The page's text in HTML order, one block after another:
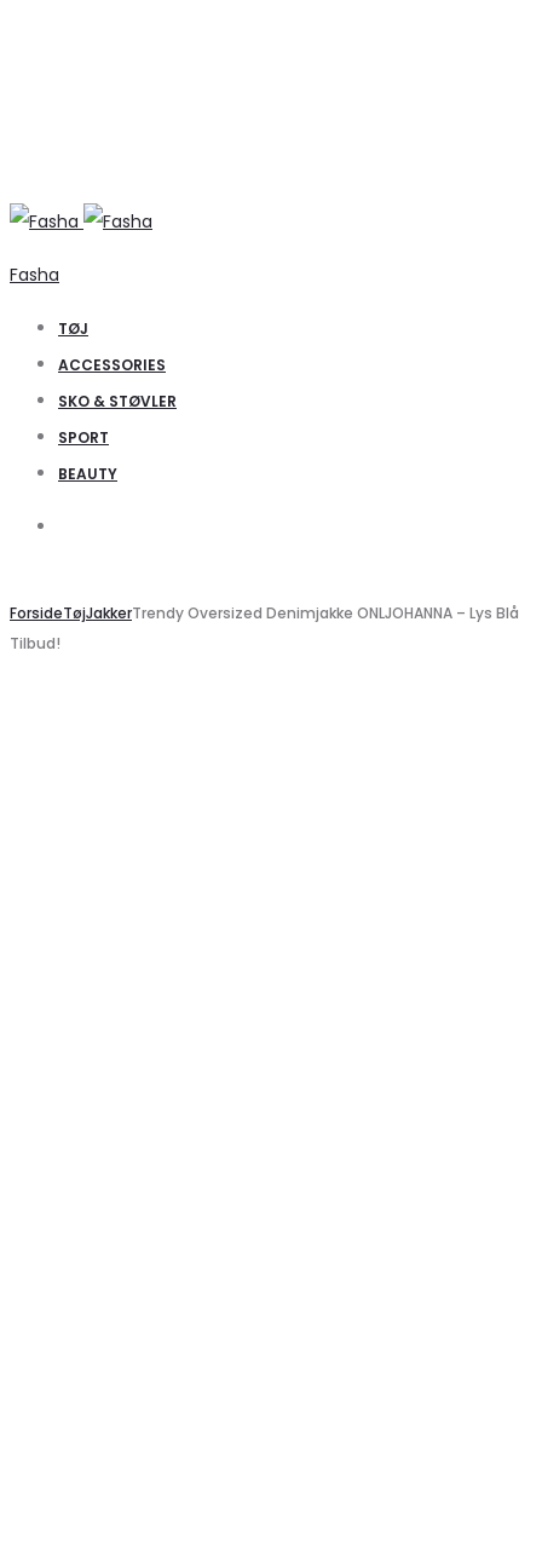
Fasha
TØJ
ACCESSORIES
SKO & STØVLER
SPORT
BEAUTY
ForsideTøjJakkerTrendy Oversized Denimjakke ONLJOHANNA – Lys Blå
Tilbud!